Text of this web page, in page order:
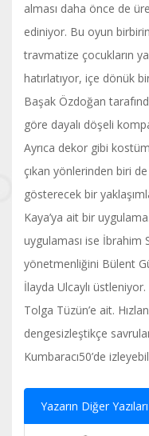
alması daha önce de
ediniyor. Bu oyun
travmatize çocukların
hatırlatıyor, içe dönük
Başak Özdoğan
göre dayalı döşeli
Ayrıca dekor gibi
çıkan yönlerinden biri
gösterecek bir
Kaya’ya ait bir
uygulaması ise İbrahim
yönetmenliğini Bülent
İlayda Ulcaylı
Tolga Tüzün’e ait.
dengesizleştikçe savrulan
Kumbaracı50’de
Yazarın Diğer Yazıları